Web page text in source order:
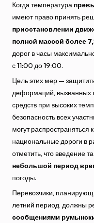
Когда температура
имеют право принять
приостановлении
полной массой более
дорог в часы
с 11:00 до 19:00.
Цель этих мер —
деформаций, вызванных
средств при высоких
безопасность всех
могут распространяться
национальные дороги в
отметить, что введение
небольшой период
погоды.
Перевозчики,
летний период, должны
сообщениями